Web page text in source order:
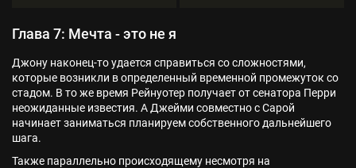
Глава 7: Мечта - это не я
Джону наконец-то удается справиться со сложностями,
которые возникли в определенный временной промежуток со
стадом. В то же время Рейнуотер получает от сенатора Перри
неожиданные известия. А Джейми совместно с Сарой
начинает заниматься планируем собственного дальнейшего
шага.
Также параллельно происходящему несмотря на